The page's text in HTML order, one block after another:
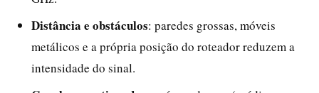
Distância e obstáculos: paredes grossas, móveis
metálicos e a própria posição do roteador reduzem a
intensidade do sinal.